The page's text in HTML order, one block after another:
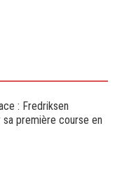
: Fredriksen
première course en